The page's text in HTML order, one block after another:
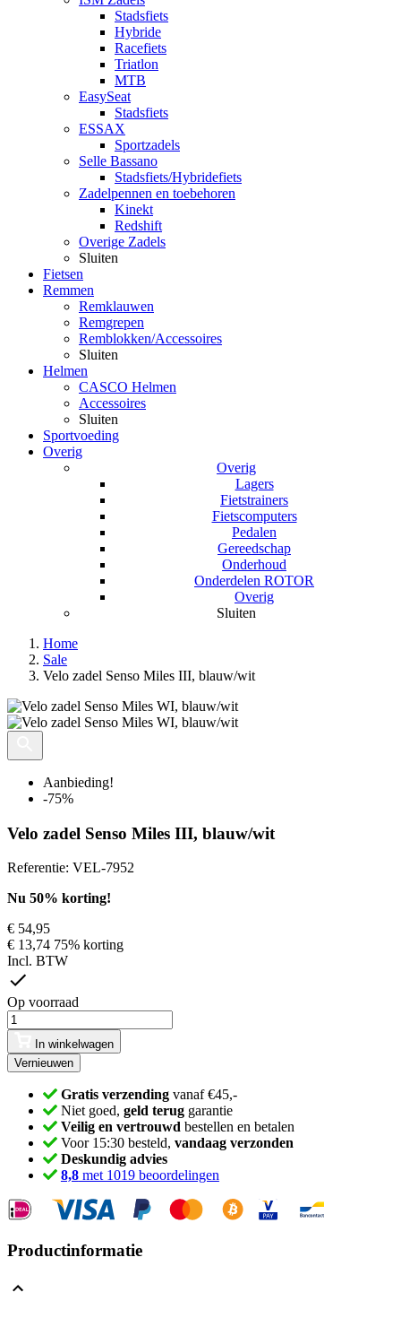
Stadsfiets
Hybride
Racefiets
Triatlon
MTB
EasySeat
Stadsfiets
ESSAX
Sportzadels
Selle Bassano
Stadsfiets/Hybridefiets
Zadelpennen en toebehoren
Kinekt
Redshift
Overige Zadels
Sluiten
Fietsen
Remmen
Remklauwen
Remgrepen
Remblokken/Accessoires
Sluiten
Helmen
CASCO Helmen
Accessoires
Sluiten
Sportvoeding
Overig
Overig
Lagers
Fietstrainers
Fietscomputers
Pedalen
Gereedschap
Onderhoud
Onderdelen ROTOR
Overig
Sluiten
Home
Sale
Velo zadel Senso Miles III, blauw/wit
Aanbieding!
-75%
Velo zadel Senso Miles III, blauw/wit
Referentie: VEL-7952
Nu 50% korting!
€ 54,95
€ 13,74 75% korting
Incl. BTW
Op voorraad
In winkelwagen
Gratis verzendingvanaf €45,-
Niet goed, geld teruggarantie
Veilig en vertrouwd bestellen en betalen
Voor 15:30 besteld, vandaag verzonden
Deskundig advies
8,8met 1019 beoordelingen
Productinformatie